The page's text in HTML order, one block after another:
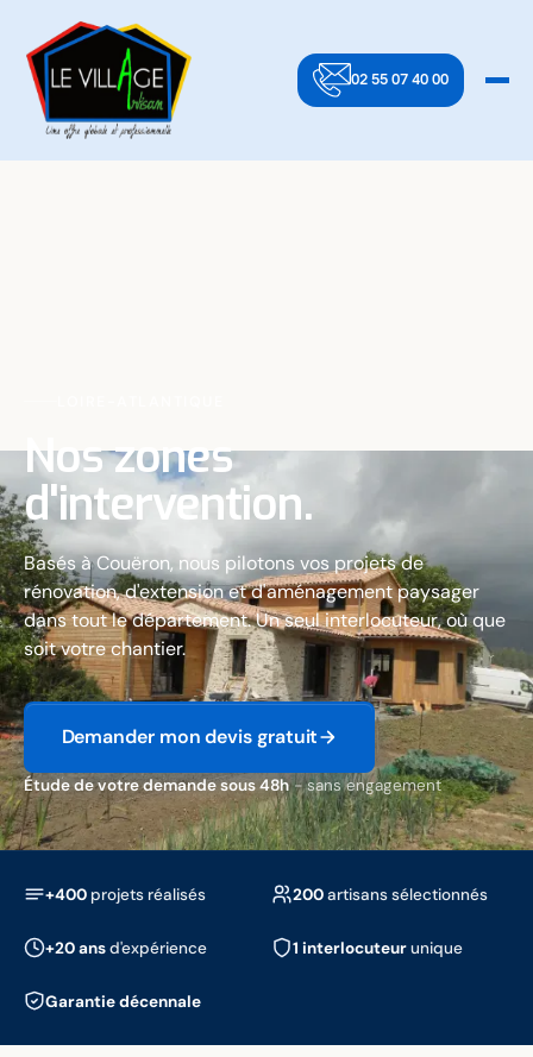
02 55 07 40 00
Nos zones
d'intervention.
Basés à Couëron, nous pilotons vos projets de
rénovation, d'extension et d'aménagement paysager
dans tout le département. Un seul interlocuteur, où que
soit votre chantier.
Demander mon devis gratuit
Étude de votre demande sous 48h- sans engagement
+400 projets réalisés 200artisans sélectionnés
+20 ansd'expérience 1 interlocuteurunique
Garantie décennale